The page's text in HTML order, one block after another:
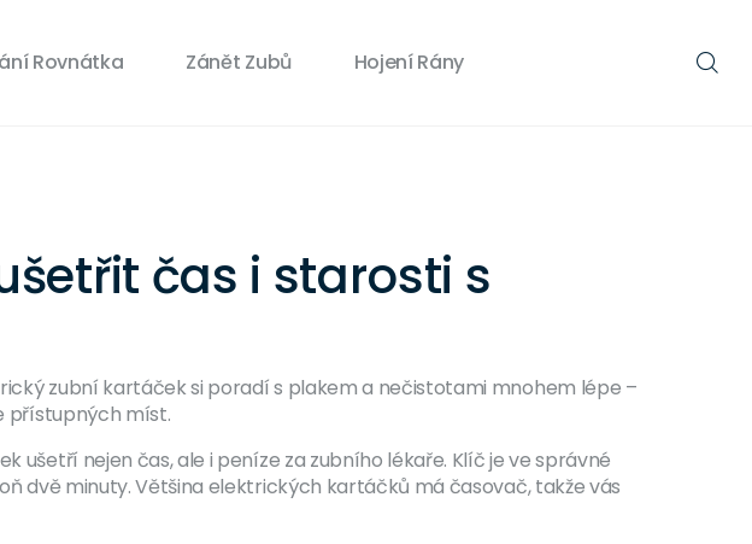
Rovnátka Zánět Zubů Hojení Rány
čas i starosti s
zubní kartáček si poradí s plakem a nečistotami mnohem lépe –
přístupných míst.
nejen čas, ale i peníze za zubního lékaře. Klíč je ve správné
dvě minuty. Většina elektrických kartáčků má časovač, takže vás